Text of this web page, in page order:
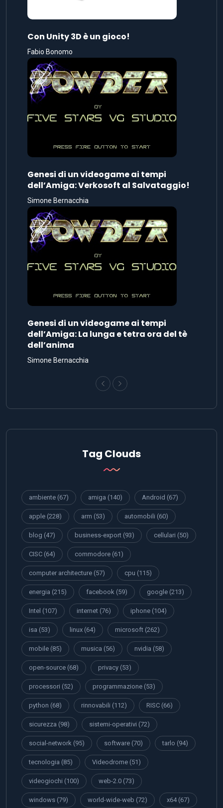
Con Unity 3D è un gioco!
Fabio Bonomo
Genesi di un videogame ai tempi
dell’Amiga: Verkosoft al Salvataggio!
Simone Bernacchia
Genesi di un videogame ai tempi
dell’Amiga: La lunga e tetra ora del tè
dell’anima
Simone Bernacchia
Tag Clouds
ambiente (67) amiga (140) Android (67)
apple (228) arm (53) automobili (60)
blog (47) business-export (93) cellulari (50)
CISC (64) commodore (61)
computer architecture (57) cpu (115)
energia (215) facebook (59) google (213)
Intel (107) internet (76) iphone (104)
isa (53) linux (64) microsoft (262)
mobile (85) musica (56) nvidia (58)
open-source (68) privacy (53)
processori (52) programmazione (53)
python (68) rinnovabili (112) RISC (66)
sicurezza (98) sistemi-operativi (72)
social-network (95) software (70) tarlo (94)
tecnologia (85) Videodrome (51)
videogiochi (100) web-2.0 (73)
windows (79) world-wide-web (72) x64(67)